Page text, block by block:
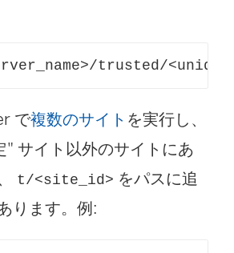
trusted/
で複数のサイト を実行し、
" サイト以外のサイトにあ
t/<site_id> をパスに追
ります。例: